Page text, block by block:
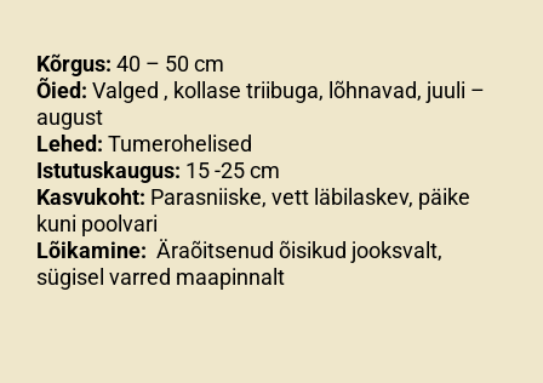
Kõrgus: 40 – 50 cm
Õied: Valged , kollase triibuga, lõhnavad, juuli –
august
Lehed: Tumerohelised
Istutuskaugus: 15 -25 cm
Kasvukoht: Parasniiske, vett läbilaskev, päike
kuni poolvari
Lõikamine: Äraõitsenud õisikud jooksvalt,
sügisel varred maapinnalt